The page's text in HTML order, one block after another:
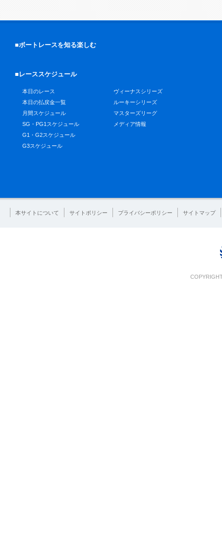
■ボートレースを知る楽しむ
■レーススケジュール
本日のレース
本日の払戻金一覧
月間スケジュール
SG・PG1スケジュール
G1・G2スケジュール
G3スケジュール
ヴィーナスシリーズ
ルーキーシリーズ
マスターズリーグ
メディア情報
本サイトについて サイトポリシー プライバシーポリシー サイトマップ